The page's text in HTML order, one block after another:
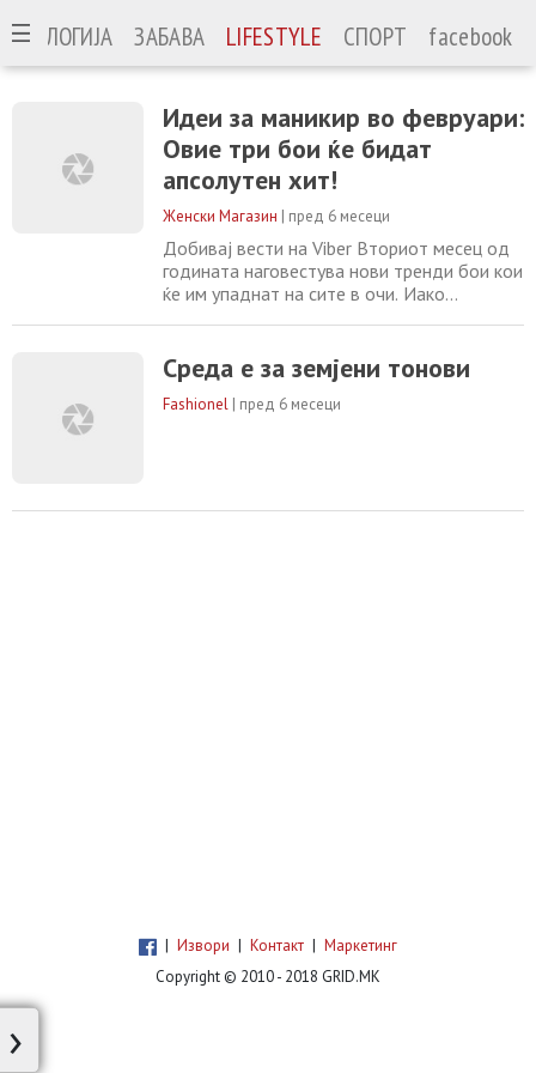
ЗАБАВА LIFESTYLE СПОРТ facebook
Идеи за маникир во февруари:
Овие три бои ќе бидат
апсолутен хит!
Женски Магазин | пред 6 месеци
Добивај вести на Viber Вториот месец од
годината наговестува нови тренди бои кои
ќе им упаднат на сите в очи. Иако
декември, а потемните изгаснати нијанси
на маникир беа резервирани за јануари.
Февруари, пак, носи нова енергија и
Среда е за земјени тонови
Fashionel | пред 6 месеци
| Извори | Контакт | Маркетинг
Copyright © 2010 - 2018 GRID.MK
›